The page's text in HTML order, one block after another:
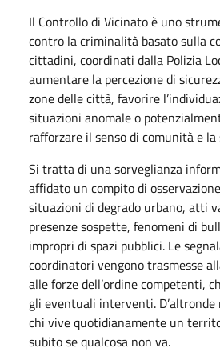
Il Controllo di Vicinato è uno
contro la criminalità basato sulla
cittadini, coordinati dalla Polizia
aumentare la percezione di
zone delle città, favorire
situazioni anomale o
rafforzare il senso di comunità e
Si tratta di una sorveglianza
affidato un compito di
situazioni di degrado urbano, atti
presenze sospette, fenomeni di
impropri di spazi pubblici. Le
coordinatori vengono trasmesse
alle forze dell’ordine competenti,
gli eventuali interventi. D’altronde
chi vive quotidianamente un
subito se qualcosa non va.